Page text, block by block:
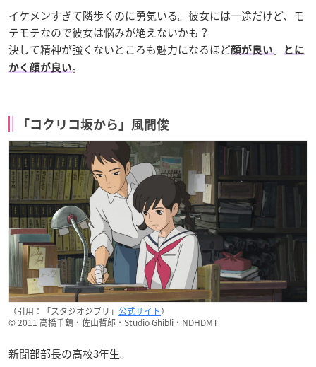
イケメンすぎて隣歩くのに勇気いる。彼女には一途だけど、モ
テモテなので彼女は悩みが絶えないかも？
決して精神が強くないところも魅力になるほど顔が良い。
とに
かく顔が良い。
「コクリコ坂から」風間俊
（引用：「スタジオジブリ」 公式サイト）
© 2011 高橋千鶴・佐山哲郎・Studio Ghibli・NDHDMT
新聞部部長の高校3年生。